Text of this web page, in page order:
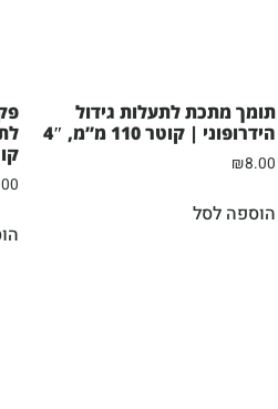
תומך מתכת לתעלות גידול
הידרופוני | קוטר 110 מ”מ, 4″
₪8.00
הוספה לסל
קוטר